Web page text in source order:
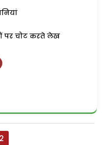
पर चोट करते लेख